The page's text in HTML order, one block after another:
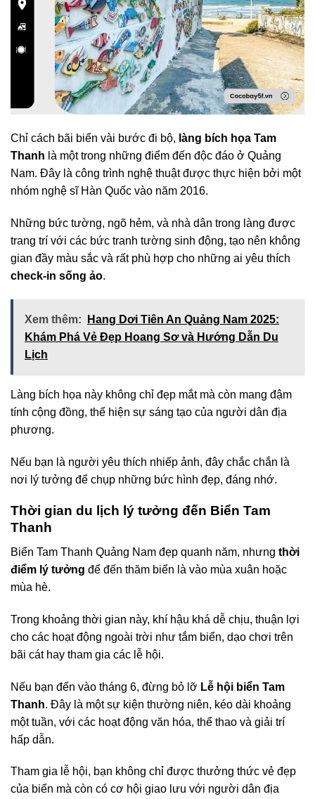
Chỉ cách bãi biển vài bước đi bộ, làng bích họa Tam
Thanh là một trong những điểm đến độc đáo ở Quảng
Nam. Đây là công trình nghệ thuật được thực hiện bởi một
nhóm nghệ sĩ Hàn Quốc vào năm 2016.
Những bức tường, ngõ hẻm, và nhà dân trong làng được
trang trí với các bức tranh tường sinh động, tạo nên không
gian đầy màu sắc và rất phù hợp cho những ai yêu thích
check-in sống ảo.
Xem thêm:
Hang Dơi Tiên An Quảng Nam 2025:
Khám Phá Vẻ Đẹp Hoang Sơ và Hướng Dẫn Du
Lịch
Làng bích họa này không chỉ đẹp mắt mà còn mang đậm
tính cộng đồng, thể hiện sự sáng tạo của người dân địa
phương.
Nếu bạn là người yêu thích nhiếp ảnh, đây chắc chắn là
nơi lý tưởng để chụp những bức hình đẹp, đáng nhớ.
Thời gian du lịch lý tưởng đến Biển Tam
Thanh
Biển Tam Thanh Quảng Nam đẹp quanh năm, nhưng thời
điểm lý tưởng để đến thăm biển là vào mùa xuân hoặc
mùa hè.
Trong khoảng thời gian này, khí hậu khá dễ chịu, thuận lợi
cho các hoạt động ngoài trời như tắm biển, dạo chơi trên
bãi cát hay tham gia các lễ hội.
Nếu bạn đến vào tháng 6, đừng bỏ lỡ Lễ hội biển Tam
Thanh. Đây là một sự kiện thường niên, kéo dài khoảng
một tuần, với các hoạt động văn hóa, thể thao và giải trí
hấp dẫn.
Tham gia lễ hội, bạn không chỉ được thưởng thức vẻ đẹp
của biển mà còn có cơ hội giao lưu với người dân địa